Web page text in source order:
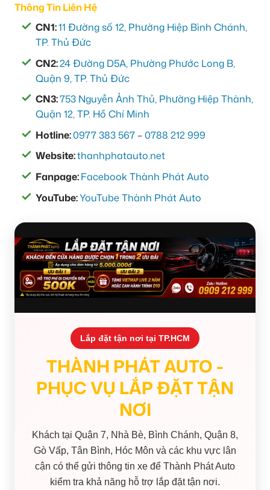
Thông Tin Liên Hệ
CN1:11 Đường số 12, Phường Hiệp Bình Chánh,
TP. Thủ Đức
CN2:24 Đường D5A, Phường Phước Long B,
Quận 9, TP. Thủ Đức
CN3:753 Nguyễn Ảnh Thủ, Phường Hiệp Thành,
Quận 12, TP. Hồ Chí Minh
Hotline:0977 383 567 –0788 212 999
Website:thanhphatauto.net
Fanpage:Facebook Thành Phát Auto
YouTube:YouTube Thành Phát Auto
Lắp đặt tận nơi tại TP.HCM
THÀNH PHÁT AUTO -
PHỤC VỤ LẮP ĐẶT TẬN
NƠI
Khách tại Quận 7, Nhà Bè, Bình Chánh, Quận 8,
Gò Vấp, Tân Bình, Hóc Môn và các khu vực lân
cận có thể gửi thông tin xe để Thành Phát Auto
kiểm tra khả năng hỗ trợ lắp đặt tận nơi.